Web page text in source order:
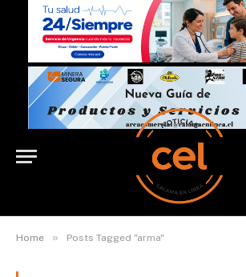
Home » Posts Tagged "arma"